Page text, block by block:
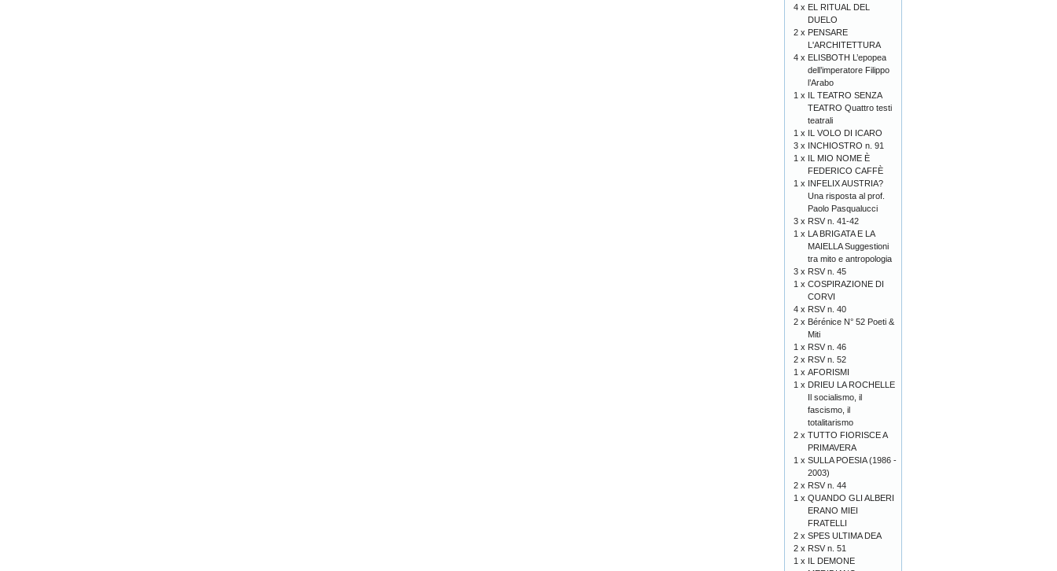
4 x EL RITUAL DEL
DUELO
2 x PENSARE
L'ARCHITETTURA
4 x ELISBOTH L’epopea
dell’imperatore Filippo
l’Arabo
1 x IL TEATRO SENZA
TEATRO Quattro testi
teatrali
1 x IL VOLO DI ICARO
3 x INCHIOSTRO n. 91
1 x IL MIO NOME È
FEDERICO CAFFÈ
1 x INFELIX AUSTRIA?
Una risposta al prof.
Paolo Pasqualucci
3 x RSV n. 41-42
1 x LA BRIGATA E LA
MAIELLA Suggestioni
tra mito e antropologia
3 x RSV n. 45
1 x COSPIRAZIONE DI
CORVI
4 x RSV n. 40
2 x Bérénice N° 52 Poeti &
Miti
1 x RSV n. 46
2 x RSV n. 52
1 x AFORISMI
1 x DRIEU LA ROCHELLE
Il socialismo, il
fascismo, il
totalitarismo
2 x TUTTO FIORISCE A
PRIMAVERA
1 x SULLA POESIA (1986 -
2003)
2 x RSV n. 44
1 x QUANDO GLI ALBERI
ERANO MIEI
FRATELLI
2 x SPES ULTIMA DEA
2 x RSV n. 51
1 x IL DEMONE